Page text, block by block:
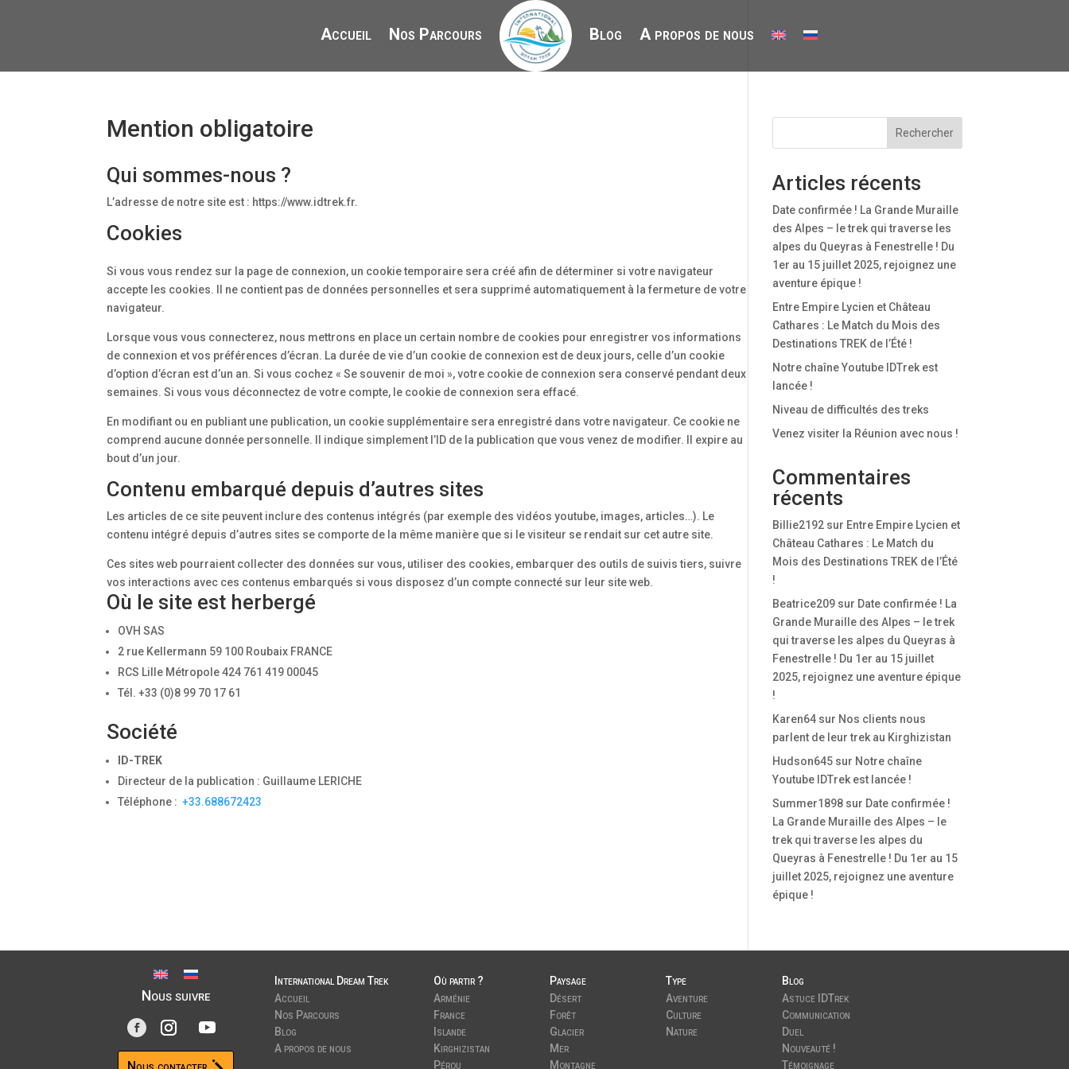
Accueil Nos Parcours Blog A propos de nous
Mention obligatoire
Qui sommes-nous ?
L’adresse de notre site est : https://www.idtrek.fr.
Cookies
Si vous vous rendez sur la page de connexion, un cookie temporaire sera créé afin de déterminer si votre navigateur
accepte les cookies. Il ne contient pas de données personnelles et sera supprimé automatiquement à la fermeture de votre
navigateur.
Lorsque vous vous connecterez, nous mettrons en place un certain nombre de cookies pour enregistrer vos informations
de connexion et vos préférences d’écran. La durée de vie d’un cookie de connexion est de deux jours, celle d’un cookie
d’option d’écran est d’un an. Si vous cochez « Se souvenir de moi », votre cookie de connexion sera conservé pendant deux
semaines. Si vous vous déconnectez de votre compte, le cookie de connexion sera effacé.
En modifiant ou en publiant une publication, un cookie supplémentaire sera enregistré dans votre navigateur. Ce cookie ne
comprend aucune donnée personnelle. Il indique simplement l’ID de la publication que vous venez de modifier. Il expire au
bout d’un jour.
Contenu embarqué depuis d’autres sites
Les articles de ce site peuvent inclure des contenus intégrés (par exemple des vidéos youtube, images, articles…). Le
contenu intégré depuis d’autres sites se comporte de la même manière que si le visiteur se rendait sur cet autre site.
Ces sites web pourraient collecter des données sur vous, utiliser des cookies, embarquer des outils de suivis tiers, suivre
vos interactions avec ces contenus embarqués si vous disposez d’un compte connecté sur leur site web.
Où le site est herbergé
OVH SAS
2 rue Kellermann 59 100 Roubaix FRANCE
RCS Lille Métropole 424 761 419 00045
Tél. +33 (0)8 99 70 17 61
Société
ID-TREK
Directeur de la publication : Guillaume LERICHE
Téléphone :+33.688672423
Rechercher
Articles récents
Date confirmée ! La Grande Muraille
des Alpes – le trek qui traverse les
alpes du Queyras à Fenestrelle ! Du
1er au 15 juillet 2025, rejoignez une
aventure épique !
Entre Empire Lycien et Château
Cathares : Le Match du Mois des
Destinations TREK de l’Été !
Notre chaîne Youtube IDTrek est
lancée !
Niveau de difficultés des treks
Venez visiter la Réunion avec nous !
Commentaires
récents
Billie2192sur Entre Empire Lycien et
Château Cathares : Le Match du
Mois des Destinations TREK de l’Été
!
Beatrice209sur Date confirmée ! La
Grande Muraille des Alpes – le trek
qui traverse les alpes du Queyras à
Fenestrelle ! Du 1er au 15 juillet
2025, rejoignez une aventure épique
!
Karen64sur Nos clients nous
parlent de leur trek au Kirghizistan
Hudson645sur Notre chaîne
Youtube IDTrek est lancée !
Summer1898sur Date confirmée !
La Grande Muraille des Alpes – le
trek qui traverse les alpes du
Queyras à Fenestrelle ! Du 1er au 15
juillet 2025, rejoignez une aventure
épique !
Nous suivre
International Dream Trek
Accueil
Nos Parcours
Blog
A propos de nous
Où partir ?
Arménie
France
Islande
Kirghizistan
Pérou
Paysage
Désert
Forêt
Glacier
Mer
Montagne
Type
Aventure
Culture
Nature
Blog
Astuce IDTrek
Communication
Duel
Nouveauté !
Témoignage